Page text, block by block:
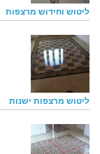
ליטוש וחידוש מרצפות
ליטוש מרצפות ישנות